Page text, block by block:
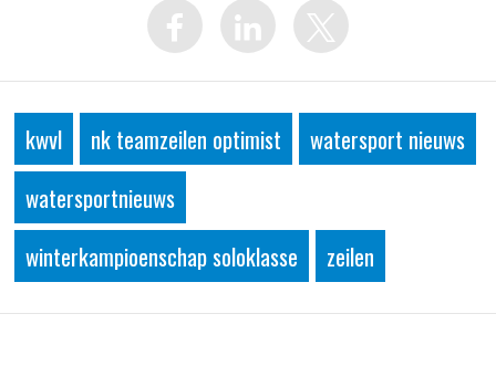
kwvl nk teamzeilen optimist
watersport nieuws
watersportnieuws
winterkampioenschap soloklasse
zeilen